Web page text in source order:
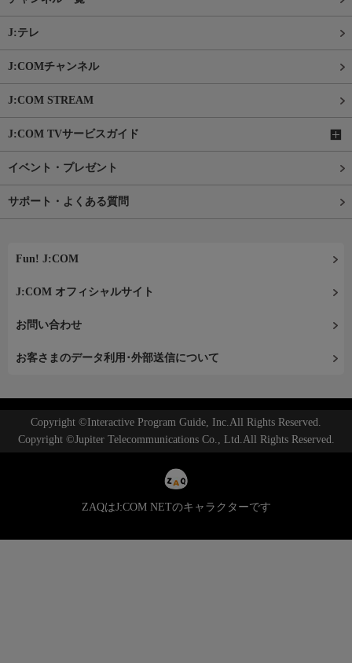
J:テレ
J:COMチャンネル
J:COM STREAM
J:COM TVサービスガイド
イベント・プレゼント
サポート・よくある質問
Fun! J:COM
J:COM オフィシャルサイト
お問い合わせ
お客さまのデータ利用･外部送信について
Copyright ©Interactive Program Guide, Inc.All Rights Reserved.
Copyright ©Jupiter Telecommunications Co., Ltd.All Rights Reserved.
ZAQはJ:COM NETのキャラクターです